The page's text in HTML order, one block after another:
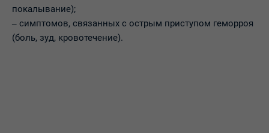
покалывание);
‒ симптомов, связанных с острым приступом геморроя
(боль, зуд, кровотечение).